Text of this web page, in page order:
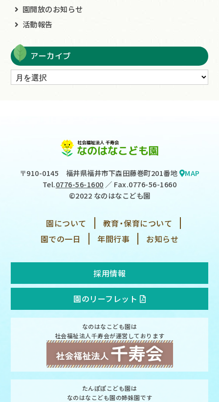
園開放のお知らせ
活動報告
アーカイブ
〒910-0145 福井県福井市下森田藤巻町201番地
MAP
Tel.0776-56-1600 ／ Fax.0776-56-1660
©2022 なのはなこども園
園について
教育・保育について
園での一日
年間行事 お知らせ
採用情報
園のリーフレット
なのはなこども園は
社会福祉法人千寿会が運営しております
たんぽぽこども園は
なのはなこども園の姉妹園です